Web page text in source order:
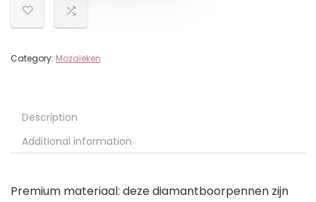
Category: Mozaïeken
Description
Additional information
Premium materiaal: deze diamantboorpennen zijn